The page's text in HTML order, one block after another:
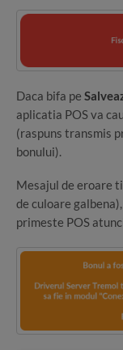
Daca bifa pe
aplicatia POS va
(raspuns transmis
bonului).
Mesajul de eroare
de culoare
primeste POS